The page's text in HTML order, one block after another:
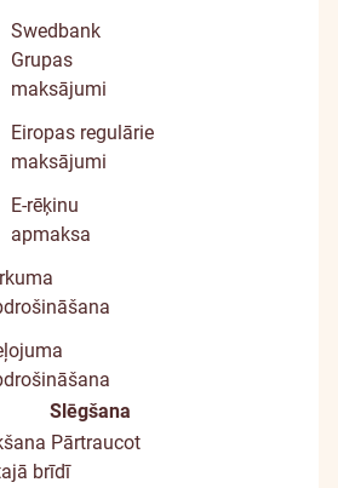
Swedbank
Grupas
maksājumi
Eiropas regulārie
maksājumi
E-rēķinu
apmaksa
Slēgšana
Pārtraucot
brīdī